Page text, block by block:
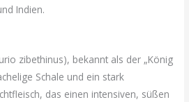
Indien.
zibethinus), bekannt als der „König
Schale und ein stark
das einen intensiven, süßen